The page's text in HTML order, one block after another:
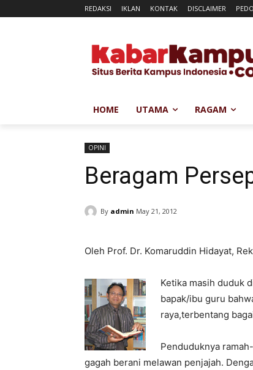
REDAKSI IKLAN KONTAK DISCLAIMER
HOME UTAMA RAGAM
OPINI
Beragam
By admin May 21, 2012
Oleh Prof. Dr. Komaruddin Hidayat,
Ketika masih duduk
bapak/ibu guru
raya,terbentang
Penduduknya
gagah berani melawan penjajah.